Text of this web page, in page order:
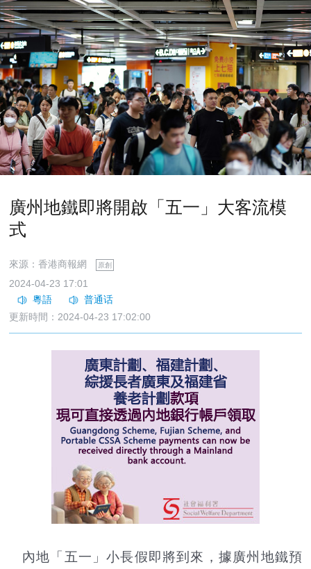
廣州地鐵即將開啟「五一」大客流模
式
來源：香港商報網 原創
2024-04-23 17:01
更新時間：2024-04-23 17:02:00
內地「五一」小長假即將到來，據廣州地鐵預